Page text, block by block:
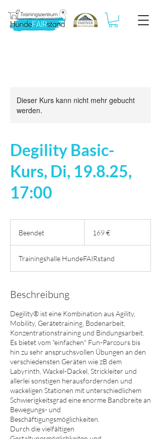
Dieser Kurs kann nicht mehr gebucht
werden.
Degility Basic-
Kurs, Di, 19.8.25,
17:00
Beendet
n
d
t
169 €
Trainingshalle HundeFAIRstand
Beschreibung
Degility® ist eine Kombination aus Agility,
Mobility, Gerätetraining, Bodenarbeit,
Konzentrationstraining und Bindungsarbeit.
Es bietet vom "einfachen" Fun-Parcours bis
hin zu sehr anspruchsvollen Übungen an den
verschiedensten Geräten wie zB dem
Labyrinth, Wackel-Dackel, Strickleiter und
allerlei sonstigen herausfordernden und
wackeligen Stationen mit unterschiedlichem
Schwierigkeitsgrad eine enorme Bandbreite an
Bewegungs- und
Beschäftigungsmöglichkeiten.
Durch die vielfältigen